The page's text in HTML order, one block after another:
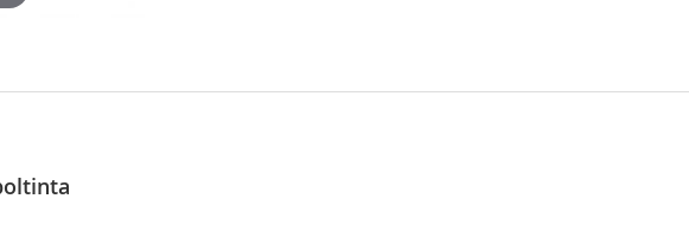
3 - poltinta